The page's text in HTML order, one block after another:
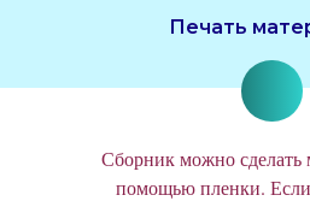
Печать
Сборник можно сделать
помощью пленки.